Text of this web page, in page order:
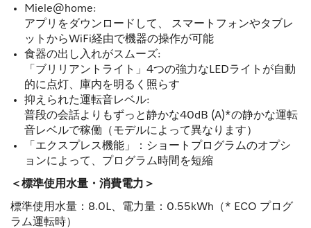
Miele@home:
アプリをダウンロードして、 スマートフォンやタブレ
ットからWiFi経由で機器の操作が可能
食器の出し入れがスムーズ:
「ブリリアントライト」4つの強力なLEDライトが自動
的に点灯、庫内を明るく照らす
抑えられた運転音レベル:
普段の会話よりもずっと静かな40dB (A)*の静かな運転
音レベルで稼働（モデルによって異なります）
「エクスプレス機能」：ショートプログラムのオプシ
ョンによって、プログラム時間を短縮
＜標準使用水量・消費電力＞
標準使用水量：8.0L、電力量：0.55kWh（* ECO プログ
ラム運転時）